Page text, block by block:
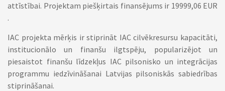
attīstībai. Projektam piešķirtais finansējums ir 19999,06 EUR
.
IAC projekta mērķis ir stiprināt IAC cilvēkresursu kapacitāti,
institucionālo un finanšu ilgtspēju, popularizējot un
piesaistot finanšu līdzekļus IAC pilsonisko un integrācijas
programmu iedzīvināšanai Latvijas pilsoniskās sabiedrības
stiprināšanai.